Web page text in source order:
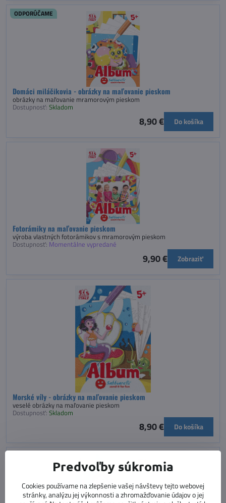
Domáci miláčikovia - obrázky na maľovanie pieskom
ODPORÚČAME
obrázky na maľovanie mramorovým pieskom
Dostupnosť: Skladom
8,90 € Do košíka
Fotorámiky na maľovanie pieskom
výroba vlastných fotorámikov s mramorovým pieskom
Dostupnosť: Momentálne vypredané
9,90 € Zobraziť
Morské víly - obrázky na maľovanie pieskom
veselé obrázky na maľovanie pieskom
Dostupnosť: Skladom
8,90 € Do košíka
Predvoľby súkromia
Cookies používame na zlepšenie vašej návštevy tejto webovej
stránky, analýzu jej výkonnosti a zhromažďovanie údajov o jej